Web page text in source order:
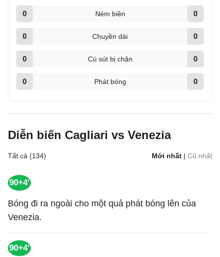
0 Ném biên 0
0 Chuyền dài 0
0 Cú sút bị chặn 0
0 Phát bóng 0
Diễn biến Cagliari vs Venezia
Tất cả (134) Mới nhất | Cũ nhất
90+4'
Bóng đi ra ngoài cho một quả phát bóng lên của
Venezia.
90+4'